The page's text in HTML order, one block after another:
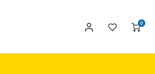
0